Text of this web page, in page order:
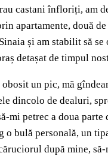
castani înfloriți,
apartamente, două
și am stabilit să
detașat de timpul
un pic, mă
dincolo de dealuri,
mi petrec a doua
o bulă personală, un
după mine,